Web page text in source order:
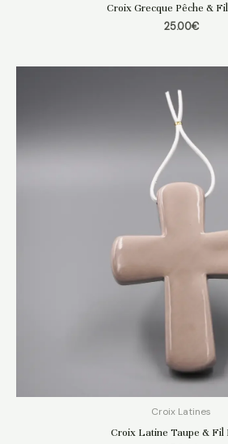
Croix Grecque Pêche &
25.00€
Croix Latines
Croix Latine Taupe & Fil